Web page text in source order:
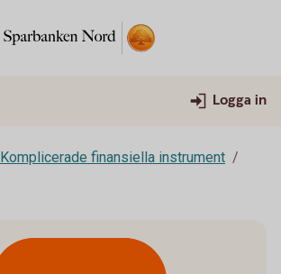
Logga in
Komplicerade finansiella instrument